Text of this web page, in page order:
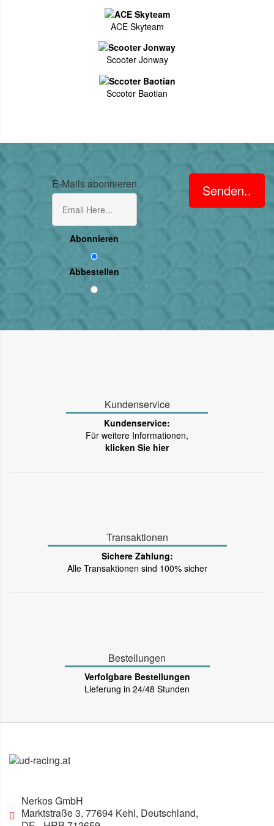
ACE Skyteam
Scooter Jonway
Sccoter Baotian
E-Mails abonnieren
Abonnieren
Abbestellen
Senden..
Kundenservice
Kundenservice:
Für weitere Informationen,
klicken Sie hier
Transaktionen
Sichere Zahlung:
Alle Transaktionen sind 100% sicher
Bestellungen
Verfolgbare Bestellungen
Lieferung in 24/48 Stunden
Nerkos GmbH
Marktstraße 3, 77694 Kehl, Deutschland,